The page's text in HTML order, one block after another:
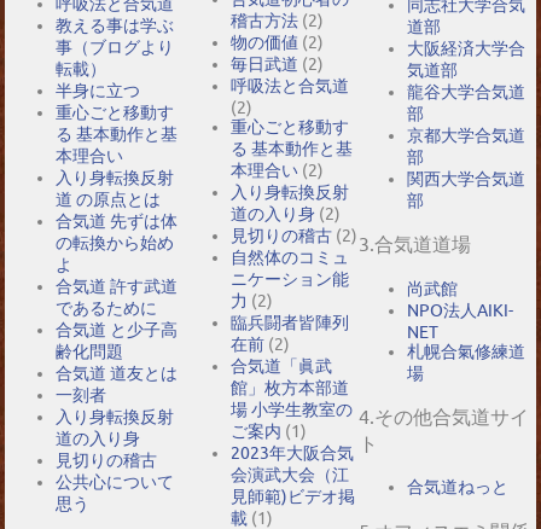
教える事は学ぶ
事（ブログより
転載）
半身に立つ
重心ごと移動す
る 基本動作と基
本理合い
入り身転換反射
道 の原点とは
合気道 先ずは体
の転換から始め
よ
合気道 許す武道
であるために
合気道 と少子高
齢化問題
合気道 道友とは
一刻者
入り身転換反射
道の入り身
見切りの稽古
公共心について
思う
稽古方法 (2)
物の価値 (2)
毎日武道 (2)
呼吸法と合気道
(2)
重心ごと移動す
る 基本動作と基
本理合い (2)
入り身転換反射
道の入り身 (2)
見切りの稽古 (2)
自然体のコミュ
ニケーション能
力 (2)
臨兵闘者皆陣列
在前 (2)
合気道「眞武
館」枚方本部道
場 小学生教室の
ご案内 (1)
2023年大阪合気
会演武大会（江
見師範)ビデオ掲
載 (1)
同志社大学合気
道部
大阪経済大学合
気道部
龍谷大学合気道
部
京都大学合気道
部
関西大学合気道
部
3.合気道道場
尚武館
NPO法人AIKI-
NET
札幌合氣修練道
場
4.その他合気道サイ
ト
合気道ねっと